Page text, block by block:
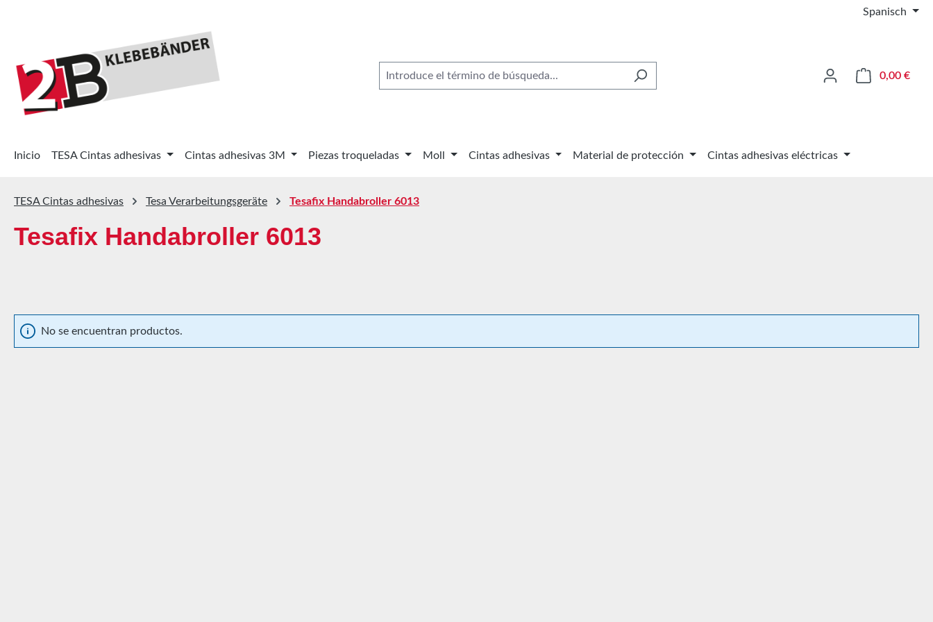
Spanisch
0,00 €El
Inicio TESA Cintas adhesivas Cintas adhesivas 3M Piezas troqueladas Moll Cintas adhesivas Material de protección Cintas adhesivas eléctricas
TESA Cintas adhesivas Tesa Verarbeitungsgeräte Tesafix Handabroller 6013
Tesafix Handabroller 6013
No se encuentran productos.